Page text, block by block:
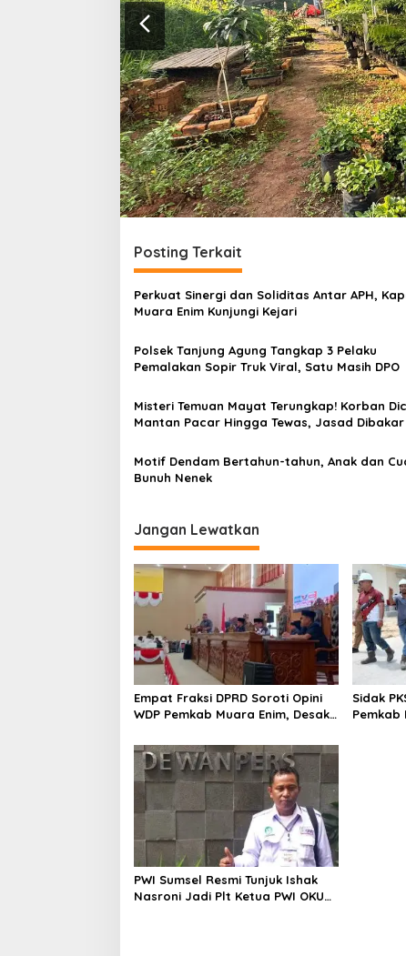
Posting Terkait
Perkuat Sinergi dan Soliditas Antar APH,
Muara Enim Kunjungi Kejari
Polsek Tanjung Agung Tangkap 3 Pelaku
Pemalakan Sopir Truk Viral, Satu Masih DPO
Misteri Temuan Mayat Terungkap! Korban
Mantan Pacar Hingga Tewas, Jasad
Motif Dendam Bertahun-tahun, Anak dan
Bunuh Nenek
Jangan Lewatkan
Empat Fraksi DPRD Soroti Opini
WDP Pemkab Muara Enim, Desak
Sidak
Pemkab
PWI Sumsel Resmi Tunjuk Ishak
Nasroni Jadi Plt Ketua PWI OKU